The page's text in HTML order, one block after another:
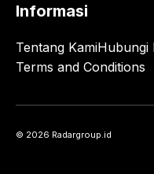
Informasi
Tentang KamiHubungi
Terms and Conditions
© 2026 Radargroup.id